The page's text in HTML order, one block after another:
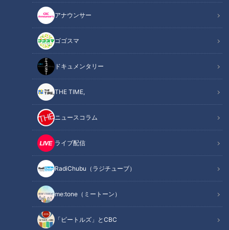
アナウンサー
ゴゴスマ
ドキュメンタリー
THE TIME,
ニュースコラム
ライブ配信
RadiChubu（ラジチューブ）
me:tone（ミートーン）
「ビートルズ」とCBC
ッセージを遺していました。
光一君はどう受け止めたのでしょうか、密着です。
この記事を見たあなたへのおすすめ
退院した翌日…再び入院。繰り
返していた病院での暮らし…配
信型ドキュメンタリー「ピエロ
と呼ばれた息子」第120話
薬剤師のお仕事場に突撃